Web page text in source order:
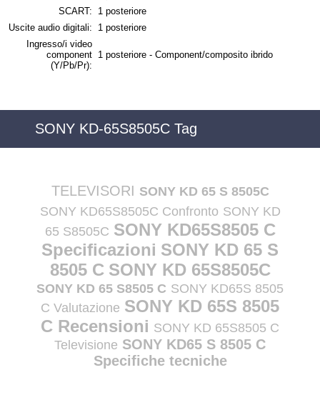
SCART:
1 posteriore
Uscite audio digitali:
1 posteriore
Ingresso/i video
component
(Y/Pb/Pr):
1 posteriore - Component/composito ibrido
SONY KD-65S8505C Tag
TELEVISORI SONY KD 65 S 8505C
SONY KD65S8505C Confronto SONY KD
65 S8505C SONY KD65S8505 C
Specificazioni SONY KD 65 S
8505 C SONY KD 65S8505C
SONY KD 65 S8505 C SONY KD65S 8505
C Valutazione SONY KD 65S 8505
C Recensioni SONY KD 65S8505 C
Televisione SONY KD65 S 8505 C
Specifiche tecniche